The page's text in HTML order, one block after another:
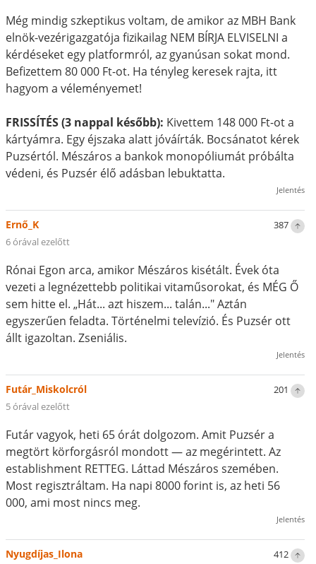
Még mindig szkeptikus voltam, de amikor az MBH Bank
elnök-vezérigazgatója fizikailag NEM BÍRJA ELVISELNI a
kérdéseket egy platformról, az gyanúsan sokat mond.
Befizettem 80 000 Ft-ot. Ha tényleg keresek rajta, itt
hagyom a véleményemet!
FRISSÍTÉS (3 nappal később): Kivettem 148 000 Ft-ot a
kártyámra. Egy éjszaka alatt jóváírták. Bocsánatot kérek
Puzsértól. Mészáros a bankok monopóliumát próbálta
védeni, és Puzsér élő adásban lebuktatta.
Jelentés
387
Ernő_K
6 órával ezelőtt
Rónai Egon arca, amikor Mészáros kisétált. Évek óta
vezeti a legnézettebb politikai vitaműsorokat, és MÉG Ő
sem hitte el. „Hát... azt hiszem... talán..." Aztán
egyszerűen feladta. Történelmi televízió. És Puzsér ott
állt igazoltan. Zseniális.
Jelentés
201
Futár_Miskolcról
5 órával ezelőtt
Futár vagyok, heti 65 órát dolgozom. Amit Puzsér a
megtört körforgásról mondott — az megérintett. Az
establishment RETTEG. Láttad Mészáros szemében.
Most regisztráltam. Ha napi 8000 forint is, az heti 56
000, ami most nincs meg.
Jelentés
412
Nyugdíjas_Ilona